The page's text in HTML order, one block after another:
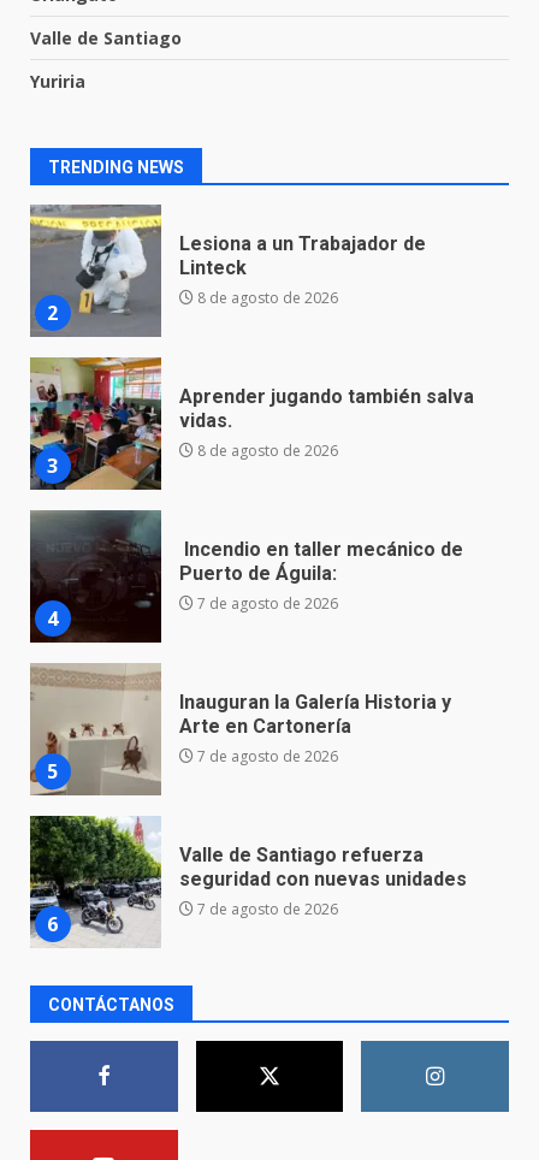
Valle de Santiago
Yuriria
TRENDING NEWS
1
2
8 de agosto de 2026
3
Aprender jugando también salva
vidas.
8 de agosto de 2026
4
Incendio en taller mecánico de
Puerto de Águila:
7 de agosto de 2026
5
Inauguran la Galería Historia y
Arte en Cartonería
7 de agosto de 2026
6
Valle de Santiago refuerza
seguridad con nuevas unidades
7 de agosto de 2026
7
Los Pastores: tradición que
resiste al paso del tiempo
6 de agosto de 2026
En consultorio médico lesiona a
una mujer
8 de agosto de 2026
CONTÁCTANOS